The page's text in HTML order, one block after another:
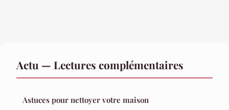
Actu — Lectures complémentaires
Astuces pour nettoyer votre maison